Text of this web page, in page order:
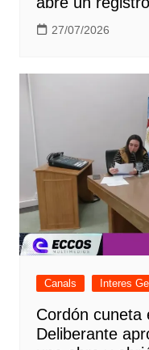
27/07/2026
Canals Interes
Cordón cuneta
Deliberante